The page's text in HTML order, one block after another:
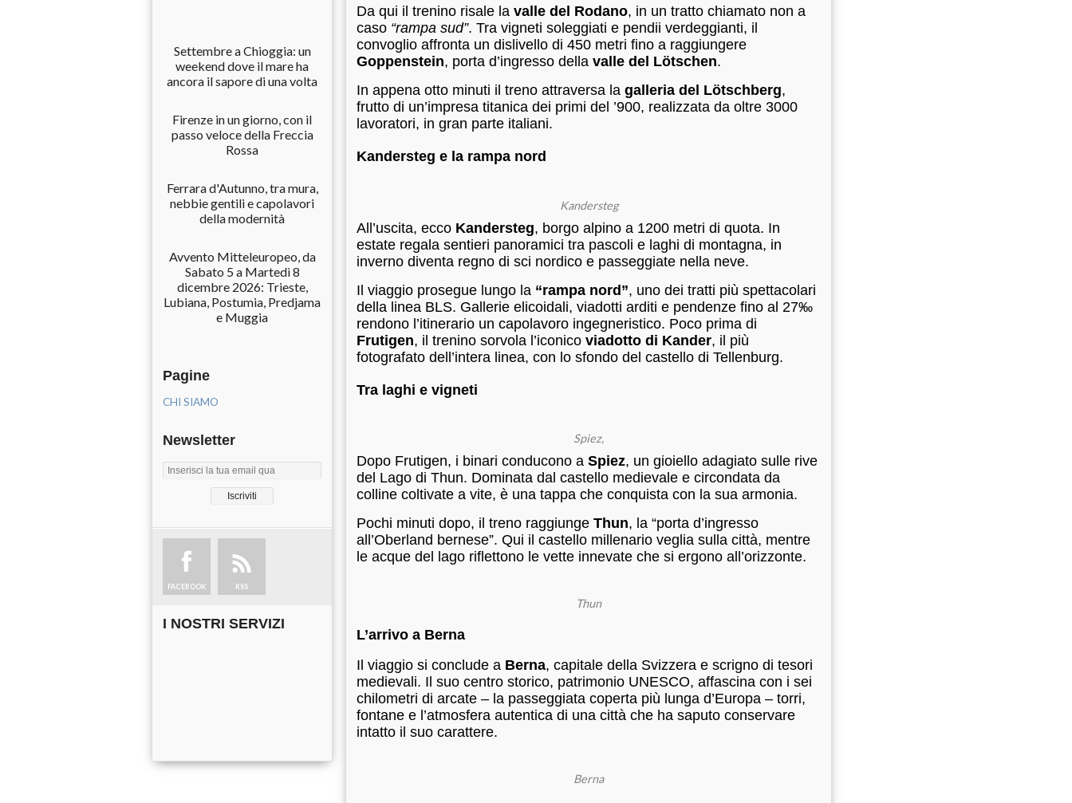
Settembre a Chioggia: un
weekend dove il mare ha
ancora il sapore di una volta
Firenze in un giorno, con il
passo veloce della Freccia
Rossa
Ferrara d'Autunno, tra mura,
nebbie gentili e capolavori
della modernità
Avvento Mitteleuropeo, da
Sabato 5 a Martedì 8
dicembre 2026: Trieste,
Lubiana, Postumia, Predjama
e Muggia
Pagine
CHI SIAMO
Newsletter
FACEBOOK RSS
I NOSTRI SERVIZI
Da qui il trenino risale la valle del Rodano, in un tratto chiamato non a
caso “rampa sud”. Tra vigneti soleggiati e pendii verdeggianti, il
convoglio affronta un dislivello di 450 metri fino a raggiungere
Goppenstein, porta d’ingresso della valle del Lötschen.
In appena otto minuti il treno attraversa la galleria del Lötschberg,
frutto di un’impresa titanica dei primi del ’900, realizzata da oltre 3000
lavoratori, in gran parte italiani.
Kandersteg e la rampa nord
Kandersteg
All’uscita, ecco Kandersteg, borgo alpino a 1200 metri di quota. In
estate regala sentieri panoramici tra pascoli e laghi di montagna, in
inverno diventa regno di sci nordico e passeggiate nella neve.
Il viaggio prosegue lungo la “rampa nord”, uno dei tratti più spettacolari
della linea BLS. Gallerie elicoidali, viadotti arditi e pendenze fino al 27‰
rendono l’itinerario un capolavoro ingegneristico. Poco prima di
Frutigen, il trenino sorvola l’iconico viadotto di Kander, il più
fotografato dell’intera linea, con lo sfondo del castello di Tellenburg.
Tra laghi e vigneti
Spiez,
Dopo Frutigen, i binari conducono a Spiez, un gioiello adagiato sulle rive
del Lago di Thun. Dominata dal castello medievale e circondata da
colline coltivate a vite, è una tappa che conquista con la sua armonia.
Pochi minuti dopo, il treno raggiunge Thun, la “porta d’ingresso
all’Oberland bernese”. Qui il castello millenario veglia sulla città, mentre
le acque del lago riflettono le vette innevate che si ergono all’orizzonte.
Thun
L’arrivo a Berna
Il viaggio si conclude a Berna, capitale della Svizzera e scrigno di tesori
medievali. Il suo centro storico, patrimonio UNESCO, affascina con i sei
chilometri di arcate – la passeggiata coperta più lunga d’Europa – torri,
fontane e l’atmosfera autentica di una città che ha saputo conservare
intatto il suo carattere.
Berna